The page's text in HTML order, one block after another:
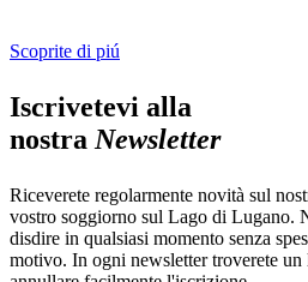
Scoprite di piú
Iscrivetevi alla
nostra Newsletter
Riceverete regolarmente novità sul
vostro soggiorno sul Lago di Lugano.
disdire in qualsiasi momento senza
motivo. In ogni newsletter troverete un